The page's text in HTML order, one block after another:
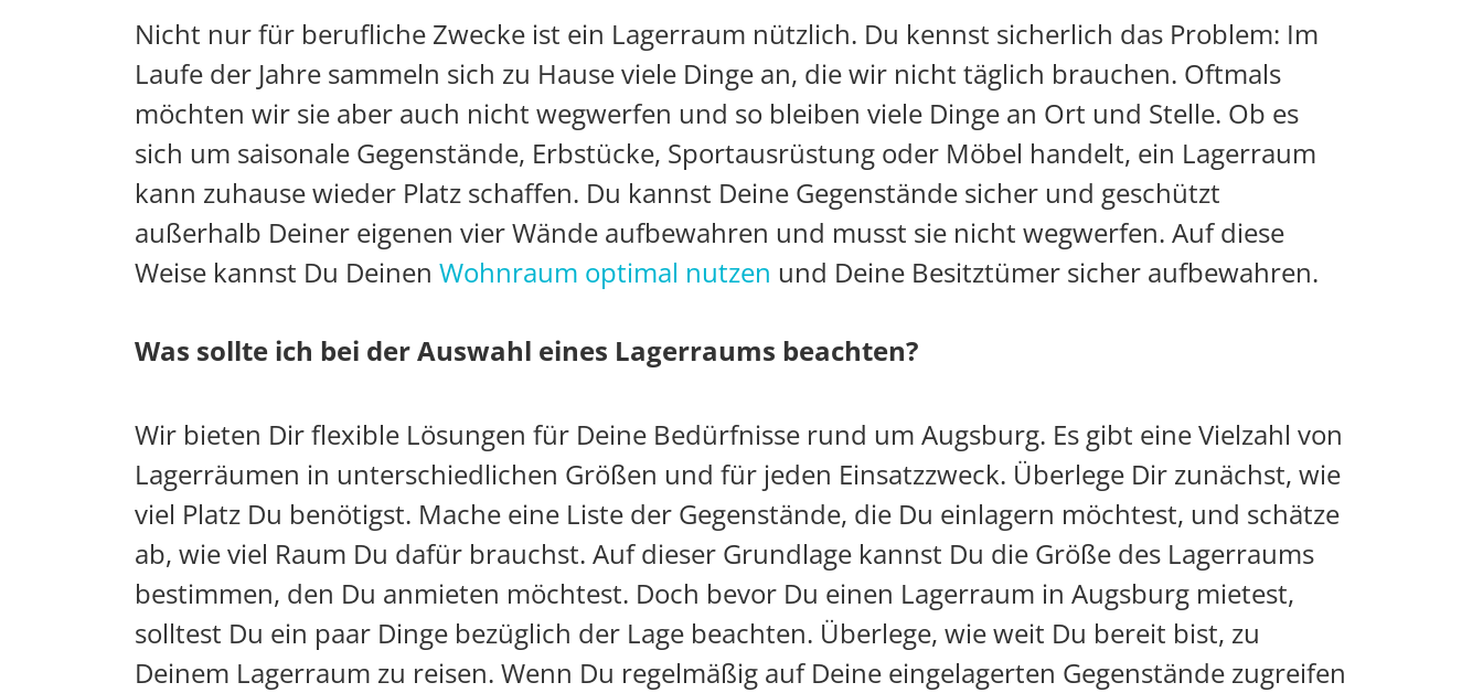
Nicht nur für berufliche Zwecke ist ein Lagerraum nützlich. Du kennst sicherlich das Problem: Im
Laufe der Jahre sammeln sich zu Hause viele Dinge an, die wir nicht täglich brauchen. Oftmals
möchten wir sie aber auch nicht wegwerfen und so bleiben viele Dinge an Ort und Stelle. Ob es
sich um saisonale Gegenstände, Erbstücke, Sportausrüstung oder Möbel handelt, ein Lagerraum
kann zuhause wieder Platz schaffen. Du kannst Deine Gegenstände sicher und geschützt
außerhalb Deiner eigenen vier Wände aufbewahren und musst sie nicht wegwerfen. Auf diese
Weise kannst Du Deinen Wohnraum optimal nutzen und Deine Besitztümer sicher aufbewahren.
Was sollte ich bei der Auswahl eines Lagerraums beachten?
Wir bieten Dir flexible Lösungen für Deine Bedürfnisse rund um Augsburg. Es gibt eine Vielzahl von
Lagerräumen in unterschiedlichen Größen und für jeden Einsatzzweck. Überlege Dir zunächst, wie
viel Platz Du benötigst. Mache eine Liste der Gegenstände, die Du einlagern möchtest, und schätze
ab, wie viel Raum Du dafür brauchst. Auf dieser Grundlage kannst Du die Größe des Lagerraums
bestimmen, den Du anmieten möchtest. Doch bevor Du einen Lagerraum in Augsburg mietest,
solltest Du ein paar Dinge bezüglich der Lage beachten. Überlege, wie weit Du bereit bist, zu
Deinem Lagerraum zu reisen. Wenn Du regelmäßig auf Deine eingelagerten Gegenstände zugreifen